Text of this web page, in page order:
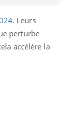
. Leurs
perturbe
accélère la